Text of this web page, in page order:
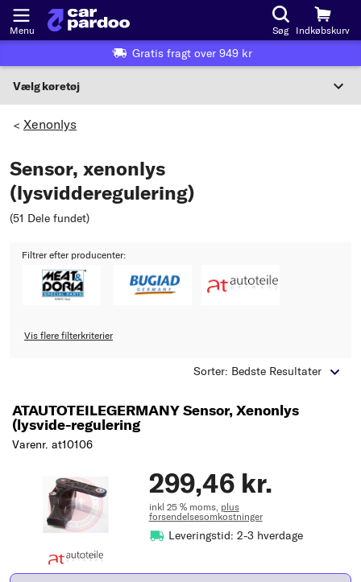
Menu Søg Indkøbskurv
Gratis fragt over 949 kr
Vælg køretøj
Vælg model
Vælg type
> Xenonlys
Sensor, xenonlys
(lysvidderegulering)
(51 Dele fundet)
Filtrer efter producenter:
Vis flere filterkriterier
Sorter: Bedste Resultater
ATAUTOTEILEGERMANY Sensor, Xenonlys
(lysvide-regulering
Varenr. at10106
299,46 kr.
inkl 25 % moms, plus
forsendelsesomkostninger
Leveringstid: 2-3 hverdage